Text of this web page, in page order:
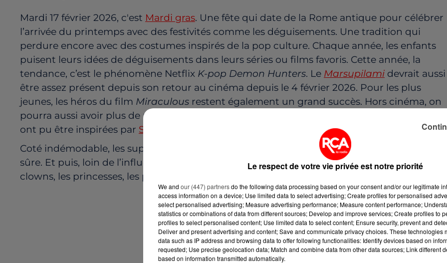
Mardi 17 février 2026, c'est Mardi gras. Une fête qui date de la Rome antique pour célébrer
l’arrivée du printemps avec des festivités comme les déguisements. Une tradition qui
perdure encore avec des costumes inspirés de la pop culture. Chaque année, les enfants
puisent leurs idées de déguisements dans leurs séries ou films favoris. Cette année, la
tendance, c’est le phénomène Netflix K-pop Demon Hunters. Le Marsupilami devrait aussi
être assez présent depuis son retour au cinéma depuis le 4 février 2026. Pour les plus
jeunes, les héros du film Miraculous restent également un grand succès. Hors cinéma, on
pourra aussi avoir plus de petits astronautes cette année, notamment des petites filles qui
ont pu être inspirées par Sophie Adenot
, qui a décollé pour l'ISS vendredi 13 février 2026.
Coté indémodable, les super-héros comme Spider Man ou Super Man restent une valeur
sûre. Et puis, loin de l’influence de la pop culture, il y évidemment tous les classiques : les
clowns, les princesses, les pirates ou simplement les animaux !
Le respect de votre vie privée est notre priorité
We and our (447) partnersdo the following data processing based on your consent and/or our legitimate
access information on a device; Use limited data to select advertising; Create profiles for personalised
select personalised advertising; Measure advertising performance; Measure content performance;
statistics or combinations of data from different sources; Develop and improve services; Create profiles to
profiles to select personalised content; Use limited data to select content; Ensure security, prevent and
Deliver and present advertising and content; Save and communicate privacy choices. These technologies
data such as IP address and browsing data to offer following functionalities: Identify devices based on
requested; Use precise geolocation data; Match and combine data from other data sources; Link different
based on information transmitted automatically.